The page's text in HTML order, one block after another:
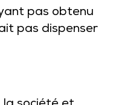
pas obtenu
pas dispenser